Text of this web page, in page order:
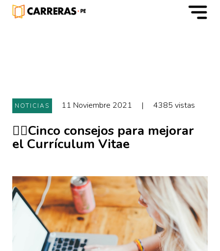
m
NOTICIAS 11 Noviembre 2021 | 4385 vistas
🖐🏻Cinco consejos para mejorar
el Currículum Vitae